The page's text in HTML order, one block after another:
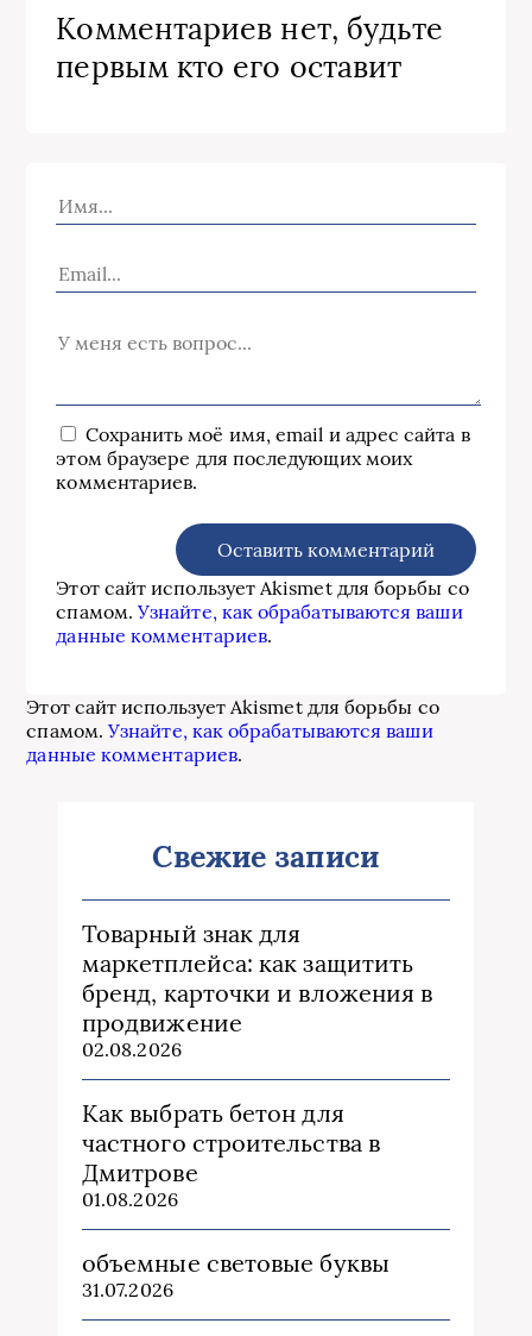
Комментариев нет, будьте
первым кто его оставит
Сохранить моё имя, email и адрес сайта в
этом браузере для последующих моих
комментариев.
Этот сайт использует Akismet для борьбы со
спамом.Узнайте, как обрабатываются ваши
данные комментариев.
Этот сайт использует Akismet для борьбы со
спамом.Узнайте, как обрабатываются ваши
данные комментариев.
Свежие записи
Товарный знак для
маркетплейса: как защитить
бренд, карточки и вложения в
продвижение
02.08.2026
Как выбрать бетон для
частного строительства в
Дмитрове
01.08.2026
объемные световые буквы
31.07.2026